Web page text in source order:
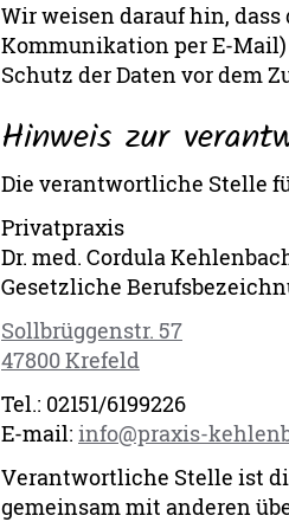
Wir weisen darauf hin,
Kommunikation per E-
Schutz der Daten vor dem
Hinweis zur
Die verantwortliche Stelle
Privatpraxis
Dr. med. Cordula
Gesetzliche
Sollbrüggenstr. 57
47800 Krefeld
Tel.: 02151/6199226
E-mail: info@praxis-
Verantwortliche Stelle ist
gemeinsam mit anderen